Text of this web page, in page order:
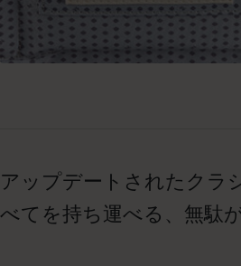
アップデートされたクラ
べてを持ち運べる、無駄